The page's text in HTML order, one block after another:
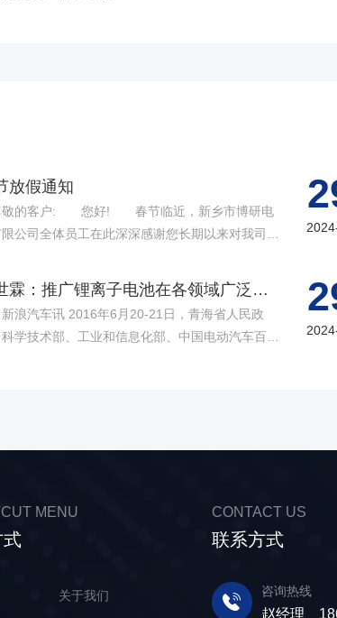
放假通知
的客户: 您好! 春节临近，新乡市博研电
公司全体员工在此深深感谢您长期以来对我司的
意兴隆，家庭幸福在新的一年里，我司会更加努
给你们提供更优*质的服务! 结合我司的具体情
司春节放假时间安排如下春节放假时间:2024年
2月7日(腊月二十三-正月初十) 2025年2月8
黄世霖：推广锂离子电池在各领域广泛应用
年6月20-21日，青海省人民政
学技术部、工业和信息化部、中国电动汽车百人
分为高峰论坛和圆桌会议两部分。高峰论坛的主
合作及如何构建可持续发展的锂产业新生态。
：各位朋友，各位领导，下午好!我是来自青海
新能源科技有限公司是宁德时代新能源科技有限
全资子公司。我今天演讲的题目是，“大力推广
MENU
式
关于我们
CONTACT US
联系方式
咨询热线
赵经理